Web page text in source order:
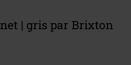
| gris par Brixton